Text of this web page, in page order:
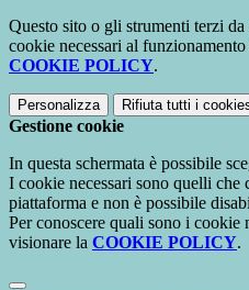
Questo sito o gli strumenti terzi
cookie necessari al
COOKIE POLICY.
Personalizza Rifiuta tutti i
Gestione cookie
In questa schermata è possibile
I cookie necessari sono quelli
piattaforma e non è possibile
Per conoscere quali sono i cookie
visionare la COOKIE POLICY.